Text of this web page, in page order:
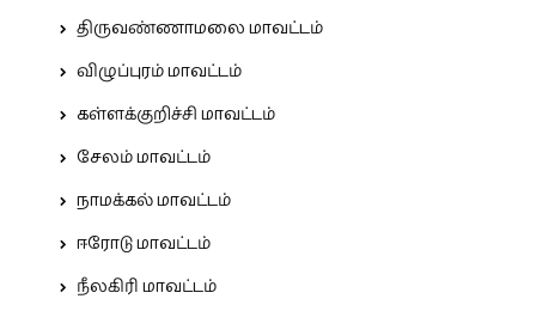
திருவண்ணாமலை மாவட்டம்
விழுப்புரம் மாவட்டம்
கள்ளக்குறிச்சி மாவட்டம்
சேலம் மாவட்டம்
நாமக்கல் மாவட்டம்
ஈரோடு மாவட்டம்
நீலகிரி மாவட்டம்